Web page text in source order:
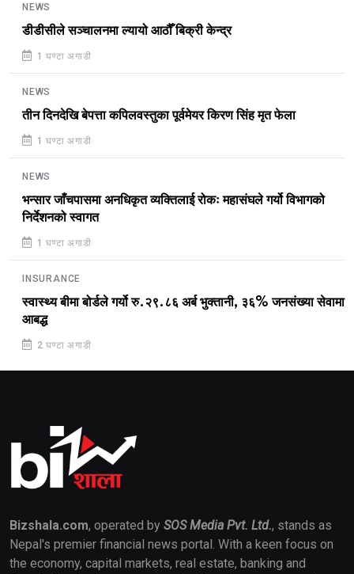
NEWS
डीडीसीले सञ्चालनमा ल्यायो आठौँ बिक्री केन्द्र
1 घण्टा अगाडी
NEWS
तीन दिनदेखि बेपत्ता कपिलवस्तुका पूर्वमेयर किरण सिंह मृत फेला
1 घण्टा अगाडी
NEWS
भन्सार जाँचपासमा अनधिकृत व्यक्तिलाई रोकः महासंघले गर्यो विभागको
निर्देशनको स्वागत
1 घण्टा अगाडी
INSURANCE
स्वास्थ्य बीमा बोर्डले गर्यो रु.२९.८६ अर्ब भुक्तानी, ३६% जनसंख्या सेवामा
आबद्ध
2 घण्टा अगाडी
Bizshala.com, operated by SOS Media Pvt. Ltd., stands as
Nepal's premier financial news portal. With a keen focus on
the economy, capital markets, real estate, banking and